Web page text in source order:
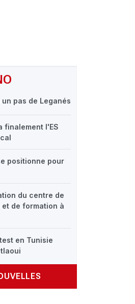
pas de Leganés
finalement l'ES
positionne pour
du centre de
de formation à
en Tunisie